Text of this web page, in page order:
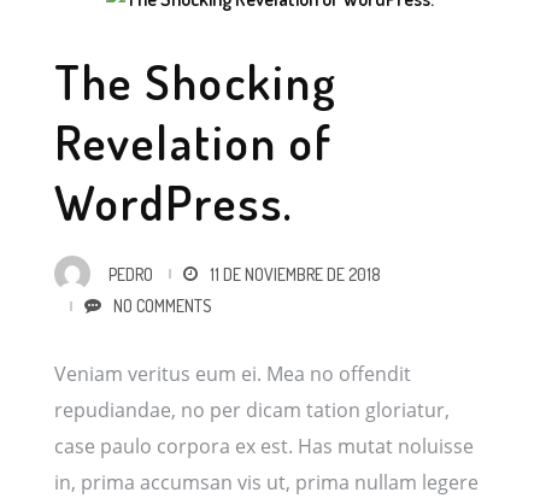
The Shocking
Revelation of
WordPress.
PEDRO
11 DE NOVIEMBRE DE 2018
NO COMMENTS
Veniam veritus eum ei. Mea no offendit
repudiandae, no per dicam tation gloriatur,
case paulo corpora ex est. Has mutat noluisse
in, prima accumsan vis ut, prima nullam legere